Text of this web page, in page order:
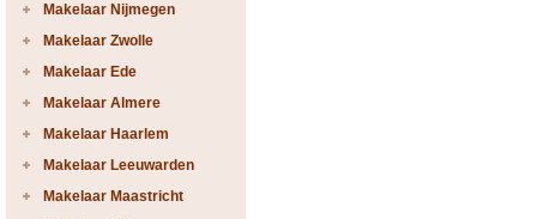
Makelaar Nijmegen
Makelaar Zwolle
Makelaar Ede
Makelaar Almere
Makelaar Haarlem
Makelaar Leeuwarden
Makelaar Maastricht